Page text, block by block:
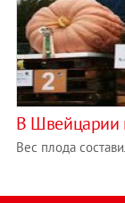
В Швейцарии
Вес плода